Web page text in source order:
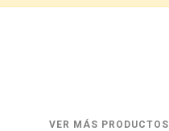
VER MÁS PRODUCTOS